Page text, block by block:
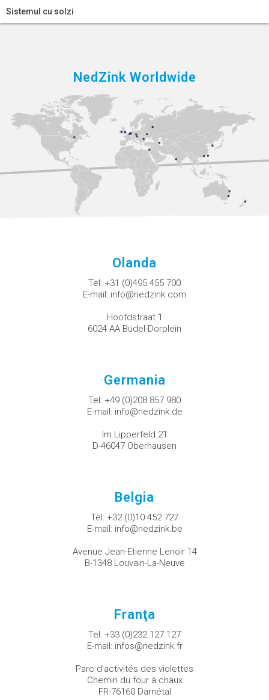
Sistemul cu solzi
NedZink Worldwide
Olanda
Tel: +31 (0)495 455 700
E-mail: info@nedzink.com
Hoofdstraat 1
6024 AA Budel-Dorplein
Germania
Tel: +49 (0)208 857 980
E-mail: info@nedzink.de
Im Lipperfeld 21
D-46047 Oberhausen
Belgia
Tel: +32 (0)10 452 727
E-mail: info@nedzink.be
Avenue Jean-Etienne Lenoir 14
B-1348 Louvain-La-Neuve
Franţa
Tel: +33 (0)232 127 127
E-mail: infos@nedzink.fr
Parc d'activités des violettes
Chemin du four à chaux
FR-76160 Darnétal